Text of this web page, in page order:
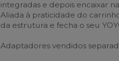
integradas e depois encaixar
Aliada à praticidade do
da estrutura e fecha o seu
Adaptadores vendidos